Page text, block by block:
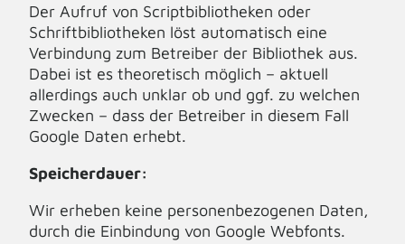
Der Aufruf von Scriptbibliotheken oder
Schriftbibliotheken löst automatisch eine
Verbindung zum Betreiber der Bibliothek aus.
Dabei ist es theoretisch möglich – aktuell
allerdings auch unklar ob und ggf. zu welchen
Zwecken – dass der Betreiber in diesem Fall
Google Daten erhebt.
Speicherdauer:
Wir erheben keine personenbezogenen Daten,
durch die Einbindung von Google Webfonts.